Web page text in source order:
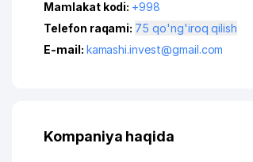
Mamlakat kodi: +998
Telefon raqami:
75 qo'ng'iroq qilish
E-mail: kamashi.invest@gmail.com
Kompaniya haqida